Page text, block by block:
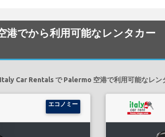
港でから利用可能なレンタカー
Italy Car Rentals で Palermo 空港で利用可能なレン
エコノミー